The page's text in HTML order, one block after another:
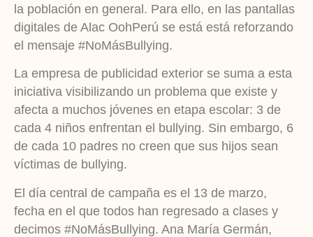
la población en general. Para ello, en las pantallas
digitales de Alac OohPerú se está está reforzando
el mensaje #NoMásBullying.
La empresa de publicidad exterior se suma a esta
iniciativa visibilizando un problema que existe y
afecta a muchos jóvenes en etapa escolar: 3 de
cada 4 niños enfrentan el bullying. Sin embargo, 6
de cada 10 padres no creen que sus hijos sean
víctimas de bullying.
El día central de campaña es el 13 de marzo,
fecha en el que todos han regresado a clases y
decimos #NoMásBullying. Ana María Germán,